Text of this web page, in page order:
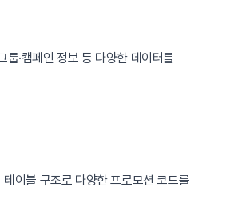
·캠페인 정보 등 다양한 데이터를
이블 구조로 다양한 프로모션 코드를